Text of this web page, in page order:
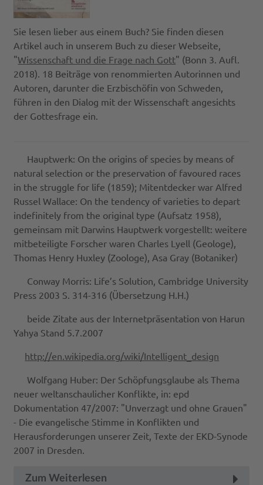
Sie lesen lieber aus einem Buch? Sie finden diesen
Artikel auch in unserem Buch zu dieser Webseite,
"Wissenschaft und die Frage nach Gott" (Bonn 3. Aufl.
2018). 18 Beiträge von renommierten Autorinnen und
Autoren, darunter die Erzbischöfin von Schweden,
führen in den Dialog mit der Wissenschaft angesichts
der Gottesfrage ein.
Hauptwerk: On the origins of species by means of
natural selection or the preservation of favoured races
in the struggle for life (1859); Mitentdecker war Alfred
Russel Wallace: On the tendency of varieties to depart
indefinitely from the original type (Aufsatz 1958),
gemeinsam mit Darwins Hauptwerk vorgestellt: weitere
mitbeteiligte Forscher waren Charles Lyell (Geologe),
Thomas Henry Huxley (Zoologe), Asa Gray (Botaniker)
Conway Morris: Life’s Solution, Cambridge University
Press 2003 S. 314-316 (Übersetzung H.H.)
beide Zitate aus der Internetpräsentation von Harun
Yahya Stand 5.7.2007
http://en.wikipedia.org/wiki/Intelligent_design
Wolfgang Huber: Der Schöpfungsglaube als Thema
neuer weltanschaulicher Konflikte, in: epd
Dokumentation 47/2007: "Unverzagt und ohne Grauen"
- Die evangelische Stimme in Konflikten und
Herausforderungen unserer Zeit, Texte der EKD-Synode
2007 in Dresden.
Zum Weiterlesen